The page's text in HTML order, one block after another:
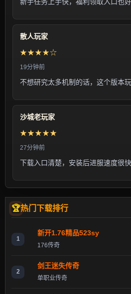
散人玩家
★★★★☆
19分钟前
不想研究太多机制的话，这个版本
沙城老玩家
★★★★★
27分钟前
下载入口清楚，安装后进服速度很
热门下载排行
1
新开1.76精品523sy
176传奇
2
剑王迷失传奇
单职业传奇